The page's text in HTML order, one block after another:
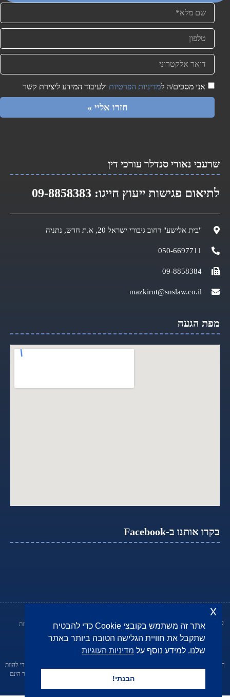
אני מסכים/ה ל מדיניות הפרטיות ולעיבוד המידע ליצירת קשר
חזרו אליי »
שרעבי נאורי סנדלר עורכי דין​
לתיאום פגישות ייעוץ חייגו:09-8858383
"בית אלישע" רחוב גיבורי ישראל 20, א.ת חדש, נתניה
050-6697711
09-8858384
mazkirut@snslaw.co.il
מפת הגעה
בקרו אותנו ב-Facebook
כל הזכויות שמורות © שרעבי,נאורי, סנדלר -
משרד עורכי דין
מדיניות פרטיות הצהרת נגישות
by BOX | Combar קומבר
קידום עורכי דין בדיגיטל
הבהרה משפטית: מטרת התכנים באתר הינה לספק אינפורמציה כללית בלבד ואין בהם כדי להוות
ייעוץ משפטי מטעם עורך דין ו/או תחליף לו. השימוש ו/או ההיסמכות על התכנים באתר הינם
באחריות המשתמש בלבד.
אתר זה משתמש בקובצי Cookie כדי להבטיח
שתקבל את חוויית הגלישה הטובה ביותר באתר
שלנו. למידע נוסף עלמדיניות העוגיות
הבנתי!
x